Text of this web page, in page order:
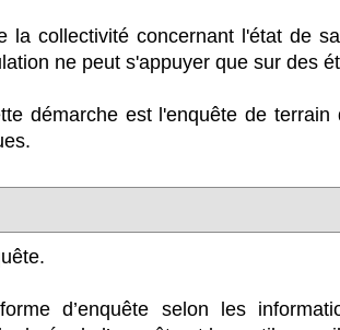
la collectivité concernant l'état de
ne peut s'appuyer que sur des
démarche est l'enquête de
d’enquête selon les